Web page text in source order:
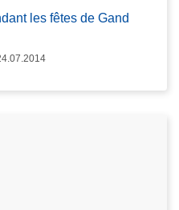
les fêtes de Gand